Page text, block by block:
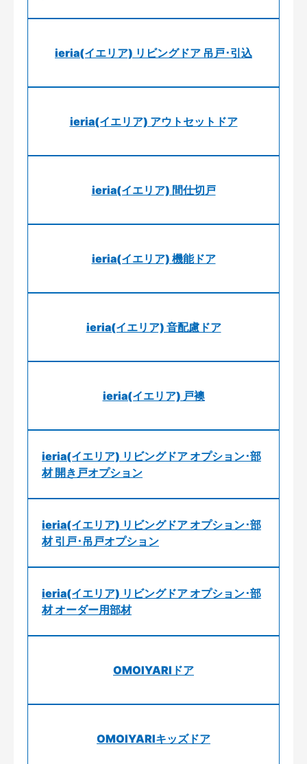
ieria(イエリア) リビングドア 吊戸･引込
ieria(イエリア) アウトセットドア
ieria(イエリア) 間仕切戸
ieria(イエリア) 機能ドア
ieria(イエリア) 音配慮ドア
ieria(イエリア) 戸襖
ieria(イエリア) リビングドア オプション･部
材 開き戸オプション
ieria(イエリア) リビングドア オプション･部
材 引戸･吊戸オプション
ieria(イエリア) リビングドア オプション･部
材 オーダー用部材
OMOIYARIドア
OMOIYARIキッズドア